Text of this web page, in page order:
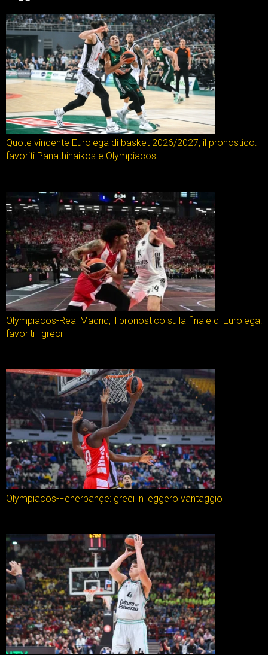
Quote vincente Eurolega di basket 2026/2027, il pronostico:
favoriti Panathinaikos e Olympiacos
Olympiacos-Real Madrid, il pronostico sulla finale di Eurolega:
favoriti i greci
Olympiacos-Fenerbahçe: greci in leggero vantaggio